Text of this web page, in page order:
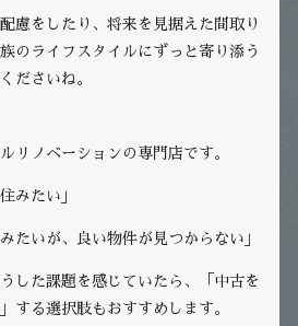
慮をしたり、将来を見据えた間取り
のライフスタイルにずっと寄り添う
ださいね。
リノベーションの専門店です。
みたい」
たいが、良い物件が見つからない」
した課題を感じていたら、「中古を
する選択肢もおすすめします。